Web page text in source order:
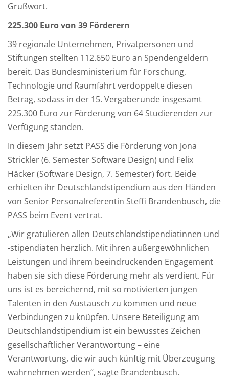
Grußwort.
225.300 Euro von 39 Förderern
39 regionale Unternehmen, Privatpersonen und
Stiftungen stellten 112.650 Euro an Spendengeldern
bereit. Das Bundesministerium für Forschung,
Technologie und Raumfahrt verdoppelte diesen
Betrag, sodass in der 15. Vergaberunde insgesamt
225.300 Euro zur Förderung von 64 Studierenden zur
Verfügung standen.
In diesem Jahr setzt PASS die Förderung von Jona
Strickler (6. Semester Software Design) und Felix
Häcker (Software Design, 7. Semester) fort. Beide
erhielten ihr Deutschlandstipendium aus den Händen
von Senior Personalreferentin Steffi Brandenbusch, die
PASS beim Event vertrat.
„Wir gratulieren allen Deutschlandstipendiatinnen und
-stipendiaten herzlich. Mit ihren außergewöhnlichen
Leistungen und ihrem beeindruckenden Engagement
haben sie sich diese Förderung mehr als verdient. Für
uns ist es bereichernd, mit so motivierten jungen
Talenten in den Austausch zu kommen und neue
Verbindungen zu knüpfen. Unsere Beteiligung am
Deutschlandstipendium ist ein bewusstes Zeichen
gesellschaftlicher Verantwortung – eine
Verantwortung, die wir auch künftig mit Überzeugung
wahrnehmen werden“, sagte Brandenbusch.